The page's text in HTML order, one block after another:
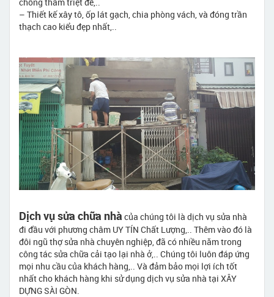
– Thiết kế xây tô, ốp lát gạch, chia phòng vách, và đóng trần
thạch cao kiểu đẹp nhất,..
Dịch vụ sửa chữa nhà của chúng tôi là dịch vụ sửa nhà
đi đầu với phương châm UY TÍN Chất Lượng,.. Thêm vào đó là
đôi ngũ thợ sửa nhà chuyên nghiệp, đã có nhiều năm trong
công tác sửa chữa cải tạo lại nhà ở,.. Chúng tôi luôn đáp ứng
mọi nhu cầu của khách hàng,.. Và đảm bảo mọi lợi ích tốt
nhất cho khách hàng khi sử dụng dịch vụ sửa nhà tại XÂY
DỰNG SÀI GÒN.